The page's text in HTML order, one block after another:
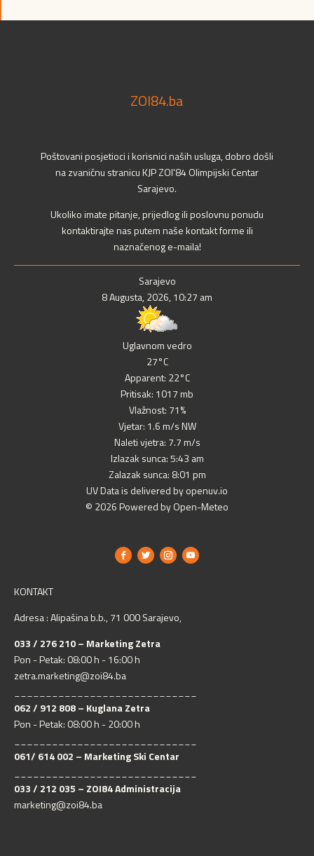
ZOI84.ba
Poštovani posjetioci i korisnici naših usluga, dobro došli
na zvaničnu stranicu KJP ZOI'84 Olimpijski Centar
Sarajevo.
Ukoliko imate pitanje, prijedlog ili poslovnu ponudu
kontaktirajte nas putem naše kontakt forme ili
naznačenog e-maila!
Sarajevo
8 Augusta, 2026, 10:27 am
Uglavnom vedro
27°C
Apparent: 22°C
Pritisak: 1017 mb
Vlažnost: 71%
Vjetar: 1.6 m/s NW
Naleti vjetra: 7.7 m/s
Izlazak sunca: 5:43 am
Zalazak sunca: 8:01 pm
UV Data is delivered by openuv.io
© 2026 Powered by Open-Meteo
KONTAKT
Adresa : Alipašina b.b., 71 000 Sarajevo,
033 / 276 210 – Marketing Zetra
Pon - Petak: 08:00 h - 16:00 h
zetra.marketing@zoi84.ba
062 / 912 808 – Kuglana Zetra
Pon - Petak: 08:00 h - 20:00 h
061/ 614 002 – Marketing Ski Centar
033 / 212 035 – ZOI84 Administracija
marketing@zoi84.ba